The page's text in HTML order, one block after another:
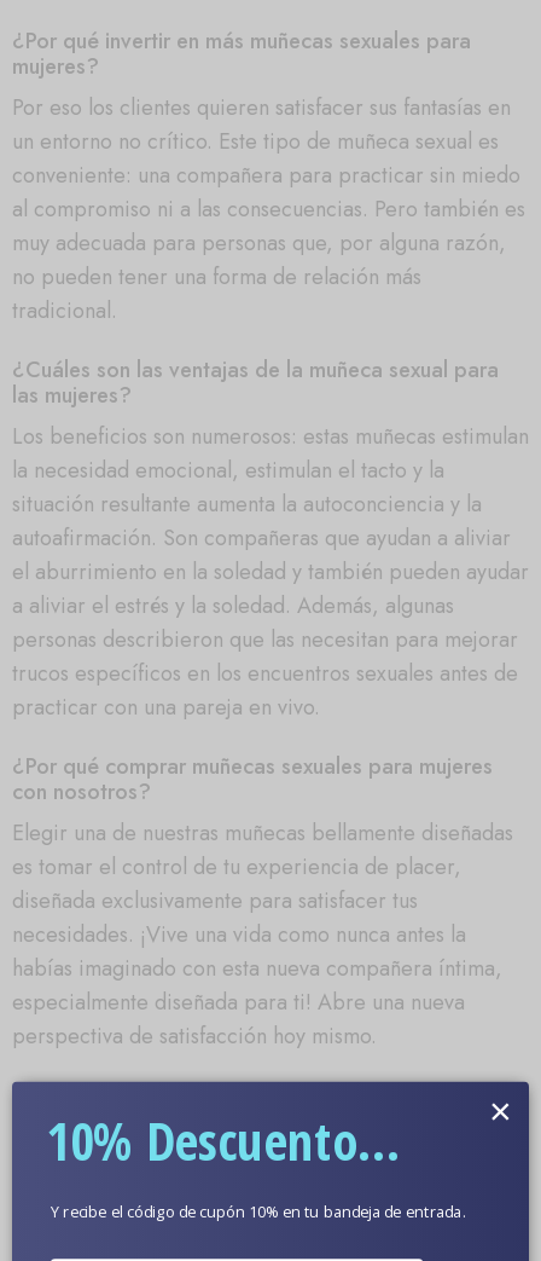
¿Por qué invertir en más muñecas sexuales para
mujeres?
Por eso los clientes quieren satisfacer sus fantasías en
un entorno no crítico. Este tipo de muñeca sexual es
conveniente: una compañera para practicar sin miedo
al compromiso ni a las consecuencias. Pero también es
muy adecuada para personas que, por alguna razón,
no pueden tener una forma de relación más
tradicional.
¿Cuáles son las ventajas de la muñeca sexual para
las mujeres?
Los beneficios son numerosos: estas muñecas estimulan
la necesidad emocional, estimulan el tacto y la
situación resultante aumenta la autoconciencia y la
autoafirmación. Son compañeras que ayudan a aliviar
el aburrimiento en la soledad y también pueden ayudar
a aliviar el estrés y la soledad. Además, algunas
personas describieron que las necesitan para mejorar
trucos específicos en los encuentros sexuales antes de
practicar con una pareja en vivo.
¿Por qué comprar muñecas sexuales para mujeres
con nosotros?
Elegir una de nuestras muñecas bellamente diseñadas
es tomar el control de tu experiencia de placer,
diseñada exclusivamente para satisfacer tus
necesidades. ¡Vive una vida como nunca antes la
habías imaginado con esta nueva compañera íntima,
especialmente diseñada para ti! Abre una nueva
perspectiva de satisfacción hoy mismo.
10% Descuento...
Y recibe el código de cupón 10% en tu bandeja de entrada.
×